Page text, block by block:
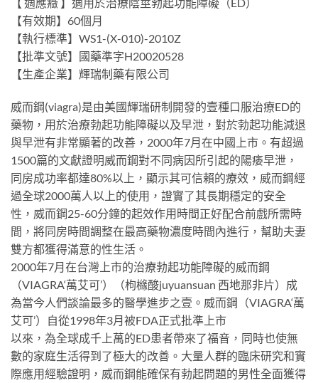
【有效期】60個月
【執行標準】WS1-(X-010)-2010Z
【批準文號】國藥準字H20020528
【生產企業】輝瑞制藥有限公司
威而鋼(viagra)是由美國輝瑞研制開發的壹種口服治療ED的
藥物，用於治療勃起功能障礙以及早泄，對於勃起功能減退
與早泄有非常顯著的改善，2000年7月在中國上市。有超過
1500篇的文獻證明威而鋼對不同病因所引起的陽痿早泄，
同房成功率都達80%以上，顯示其可信賴的療效，威而鋼經
過全球2000萬人以上的使用，證實了其長期穩定的安全
性，威而鋼25-60分鐘的起效作用時間正好配合前戲所需時
間，將同房時間調整在最高藥物濃度時間內進行，幫助夫妻
雙方都獲得滿意的性生活。
2000年7月在台灣上市的治療勃起功能障礙的威而鋼
（VIAGRA‘萬艾可’）（枸櫞酸juyuansuan 西地那非片）成
為當今人們談論最多的醫學進步之壹。威而鋼（VIAGRA‘萬
艾可’）自從1998年3月被FDA正式批準上市
以來，為全球成千上萬的ED患者帶來了福音，同時也使無
數的家庭生活得到了極大的改善。大量人群的臨床研究和實
際應用經驗證明，威而鋼能確保有勃起問題的男性全面獲得